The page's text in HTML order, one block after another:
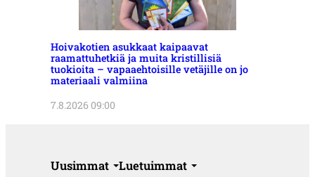
Hoivakotien asukkaat kaipaavat
raamattuhetkiä ja muita kristillisiä
tuokioita – vapaaehtoisille vetäjille on jo
materiaali valmiina
7.8.2026 09:00
Uusimmat Luetuimmat